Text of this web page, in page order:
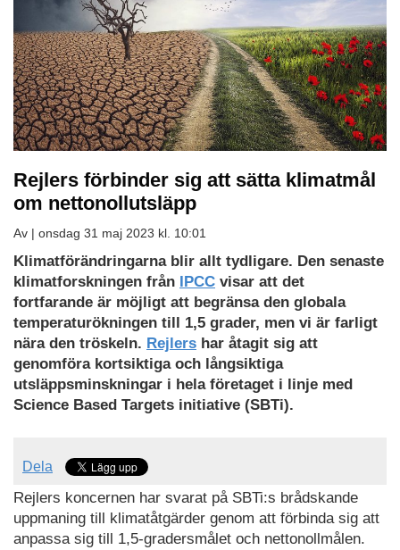
Rejlers förbinder sig att sätta klimatmål
om nettonollutsläpp
Av | onsdag 31 maj 2023 kl. 10:01
Klimatförändringarna blir allt tydligare. Den senaste
klimatforskningen från IPCC visar att det
fortfarande är möjligt att begränsa den globala
temperaturökningen till 1,5 grader, men vi är farligt
nära den tröskeln. Rejlers har åtagit sig att
genomföra kortsiktiga och långsiktiga
utsläppsminskningar i hela företaget i linje med
Science Based Targets initiative (SBTi).
Dela
Rejlers koncernen har svarat på SBTi:s brådskande
uppmaning till klimatåtgärder genom att förbinda sig att
anpassa sig till 1,5-gradersmålet och nettonollmålen.